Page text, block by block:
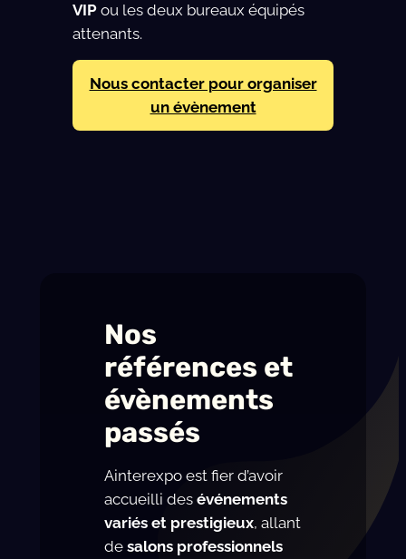
VIPou les deux bureaux équipés
attenants.
Nous contacter pour organiser
un évènement
Nos
références et
évènements
passés
Ainterexpo est fier d’avoir
accueilli desévénements
variés et prestigieux, allant
desalons professionnels